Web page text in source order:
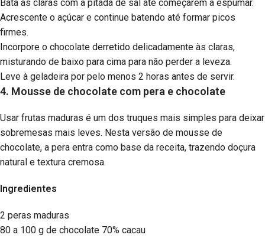
Bata as claras com a pitada de sal até começarem a espumar.
Acrescente o açúcar e continue batendo até formar picos
firmes.
Incorpore o chocolate derretido delicadamente às claras,
misturando de baixo para cima para não perder a leveza.
Leve à geladeira por pelo menos 2 horas antes de servir.
4. Mousse de chocolate com pera e chocolate
Usar frutas maduras é um dos truques mais simples para deixar
sobremesas mais leves. Nesta versão de mousse de
chocolate, a pera entra como base da receita, trazendo doçura
natural e textura cremosa.
Ingredientes
2 peras maduras
80 a 100 g de chocolate 70% cacau